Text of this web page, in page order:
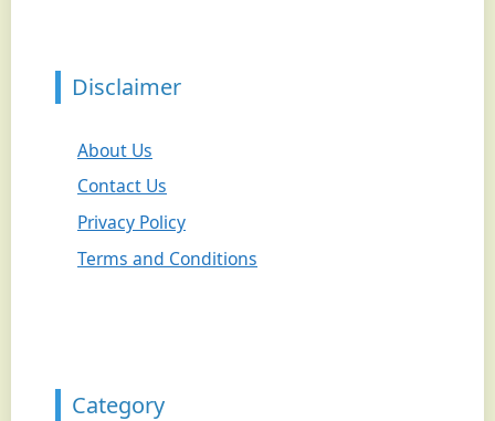
Disclaimer
About Us
Contact Us
Privacy Policy
Terms and Conditions
Category